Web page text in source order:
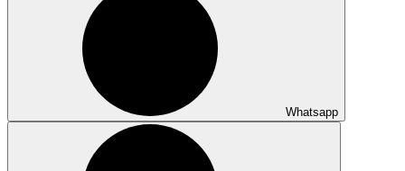
Whatsapp